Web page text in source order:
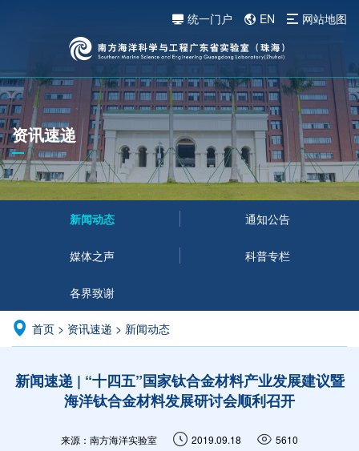
统一门户 EN 网站地图
资讯速递
新闻动态 通知公告
媒体之声 科普专栏
各界致谢
首页 > 资讯速递 > 新闻动态
新闻速递 | “十四五”国家钛合金材料产业发展建议暨
海洋钛合金材料发展研讨会顺利召开
来源：南方海洋实验室 2019.09.18 5610